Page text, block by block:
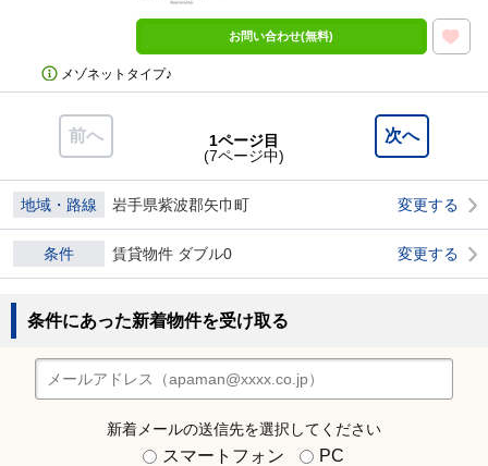
お問い合わせ(無料)
メゾネットタイプ♪
前へ 次へ
1ページ目
(7ページ中)
地域・路線 岩手県紫波郡矢巾町 変更する
条件 賃貸物件 ダブル0 変更する
条件にあった新着物件を受け取る
新着メールの送信先を選択してください
スマートフォン PC